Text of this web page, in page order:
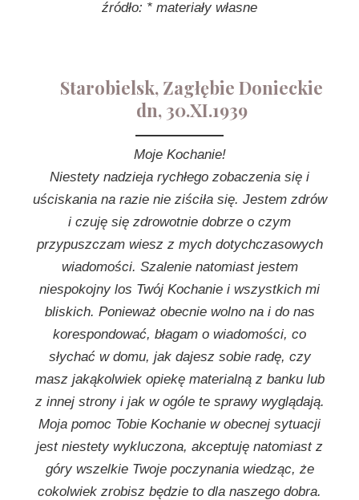
źródło: * materiały własne
Starobielsk, Zagłębie Donieckie
dn, 30.XI.1939
Moje Kochanie!
Niestety nadzieja rychłego zobaczenia się i
uściskania na razie nie ziściła się. Jestem zdrów
i czuję się zdrowotnie dobrze o czym
przypuszczam wiesz z mych dotychczasowych
wiadomości. Szalenie natomiast jestem
niespokojny los Twój Kochanie i wszystkich mi
bliskich. Ponieważ obecnie wolno na i do nas
korespondować, błagam o wiadomości, co
słychać w domu, jak dajesz sobie radę, czy
masz jakąkolwiek opiekę materialną z banku lub
z innej strony i jak w ogóle te sprawy wyglądają.
Moja pomoc Tobie Kochanie w obecnej sytuacji
jest niestety wykluczona, akceptuję natomiast z
góry wszelkie Twoje poczynania wiedząc, że
cokolwiek zrobisz będzie to dla naszego dobra.